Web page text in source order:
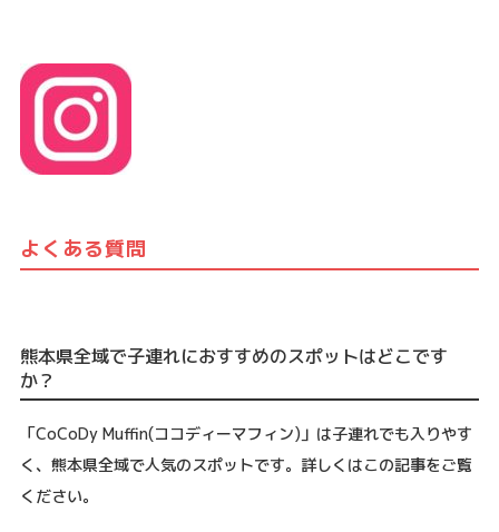
よくある質問
熊本県全域で子連れにおすすめのスポットはどこです
か？
「CoCoDy Muffin(ココディーマフィン)」は子連れでも入りやす
く、熊本県全域で人気のスポットです。詳しくはこの記事をご覧
ください。